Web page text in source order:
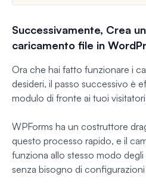
Successivamente, Crea
caricamento file in
Ora che hai fatto funzionare i
desideri, il passo successivo è
modulo di fronte ai tuoi
WPForms ha un costruttore
questo processo rapido, e il
funziona allo stesso modo
senza bisogno di